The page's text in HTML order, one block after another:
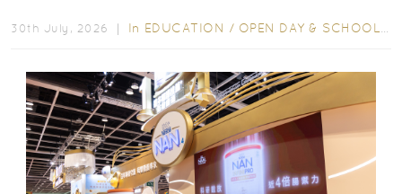
30th July, 2026 ｜ In EDUCATION / OPEN DAY & SCHOOL EVENTS